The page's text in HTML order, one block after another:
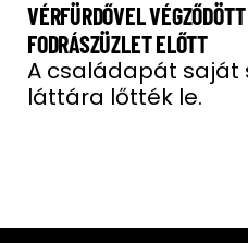
VÉRFÜRDŐVEL
FODRÁSZÜZLET ELŐTT
A családapát saját
láttára lőtték le.